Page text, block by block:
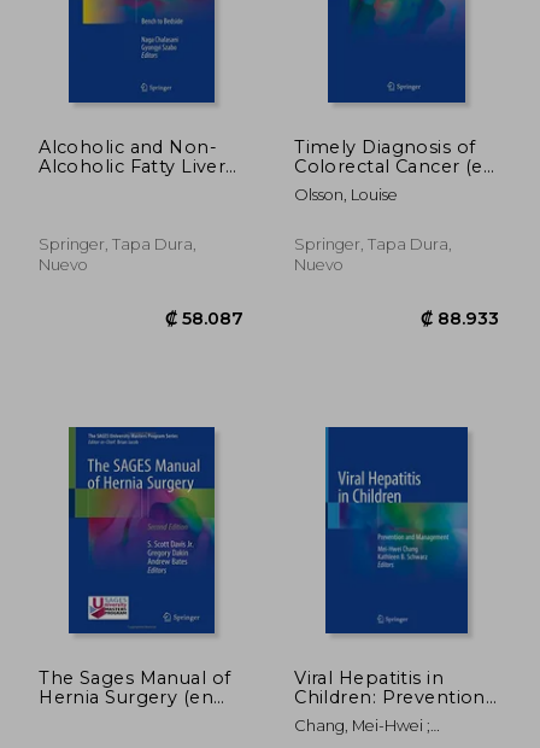
₡ 52.439 ₡
Alcoholic and Non-
Alcoholic Fatty Liver
Springer, Tapa Dura,
Nuevo
Timely Diagnosis of
Colorectal Cancer (en
Inglés)
Olsson, Louise
Springer, Tapa Dura,
Nuevo
The Sages Manual of
Hernia Surgery (en
Viral Hepatitis in
Children: Prevention
and Management (en
Inglés)
Chang, Mei-Hwei ;